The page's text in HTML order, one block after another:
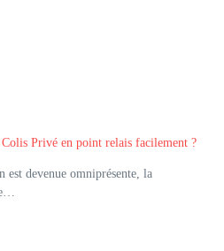
Privé en point relais facilement ?
est devenue omniprésente, la